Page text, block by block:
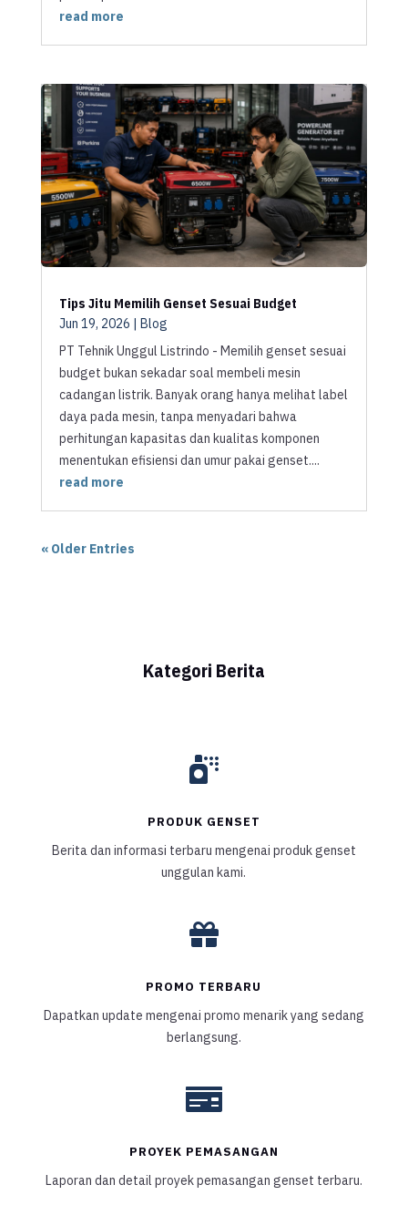
read more
Tips Jitu Memilih Genset Sesuai Budget
Jun 19, 2026 | Blog
PT Tehnik Unggul Listrindo - Memilih genset sesuai
budget bukan sekadar soal membeli mesin
cadangan listrik. Banyak orang hanya melihat label
daya pada mesin, tanpa menyadari bahwa
perhitungan kapasitas dan kualitas komponen
menentukan efisiensi dan umur pakai genset....
read more
« Older Entries
Kategori Berita

PRODUK GENSET
Berita dan informasi terbaru mengenai produk genset
unggulan kami.

PROMO TERBARU
Dapatkan update mengenai promo menarik yang sedang
berlangsung.

PROYEK PEMASANGAN
Laporan dan detail proyek pemasangan genset terbaru.